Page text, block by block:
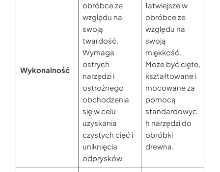
Wykonalność
obróbce ze
względu na
swoją
twardość.
Wymaga
ostrych
narzędzi i
ostrożnego
obchodzenia
się w celu
uzyskania
czystych cięć i
uniknięcia
odprysków.
łatwiejsze w
obróbce ze
względu na
swoją
miękkość.
Może być cięte,
kształtowane i
mocowane za
pomocą
standardowyc
h narzędzi do
obróbki
drewna.